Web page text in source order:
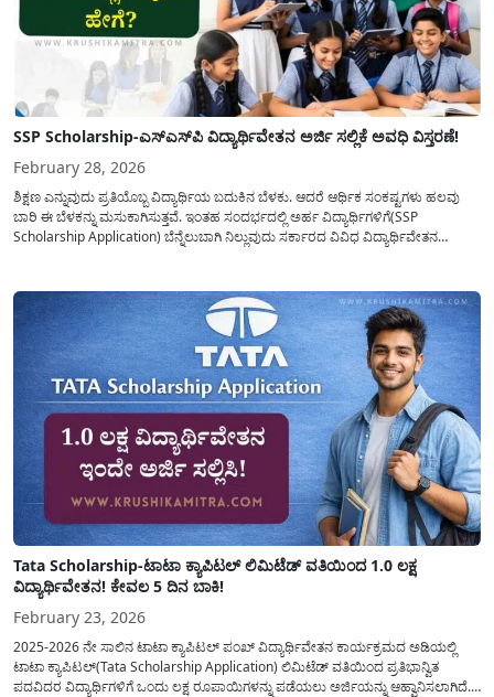
SSP Scholarship-ಎಸ್‌ಎಸ್‌ಪಿ ವಿದ್ಯಾರ್ಥಿವೇತನ ಅರ್ಜಿ ಸಲ್ಲಿಕೆ ಅವಧಿ ವಿಸ್ತರಣೆ!
February 28, 2026
ಶಿಕ್ಷಣ ಎನ್ನುವುದು ಪ್ರತಿಯೊಬ್ಬ ವಿದ್ಯಾರ್ಥಿಯ ಬದುಕಿನ ಬೆಳಕು. ಆದರೆ ಆರ್ಥಿಕ ಸಂಕಷ್ಟಗಳು ಹಲವು
ಬಾರಿ ಈ ಬೆಳಕನ್ನು ಮಸುಕಾಗಿಸುತ್ತವೆ. ಇಂತಹ ಸಂದರ್ಭದಲ್ಲಿ ಅರ್ಹ ವಿದ್ಯಾರ್ಥಿಗಳಿಗೆ(SSP
Scholarship Application) ಬೆನ್ನೆಲುಬಾಗಿ ನಿಲ್ಲುವುದು ಸರ್ಕಾರದ ವಿವಿಧ ವಿದ್ಯಾರ್ಥಿವೇತನ
Tata Scholarship-ಟಾಟಾ ಕ್ಯಾಪಿಟಲ್ ಲಿಮಿಟೆಡ್‌ ವತಿಯಿಂದ 1.0 ಲಕ್ಷ
ವಿದ್ಯಾರ್ಥಿವೇತನ! ಕೇವಲ 5 ದಿನ ಬಾಕಿ!
February 23, 2026
2025-2026 ನೇ ಸಾಲಿನ ಟಾಟಾ ಕ್ಯಾಪಿಟಲ್ ಪಂಖ್ ವಿದ್ಯಾರ್ಥಿವೇತನ ಕಾರ್ಯಕ್ರಮದ ಅಡಿಯಲ್ಲಿ
ಟಾಟಾ ಕ್ಯಾಪಿಟಲ್(Tata Scholarship Application) ಲಿಮಿಟೆಡ್ ವತಿಯಿಂದ ಪ್ರತಿಭಾನ್ವಿತ
ಪದವಿದರ ವಿದ್ಯಾರ್ಥಿಗಳಿಗೆ ಒಂದು ಲಕ್ಷ ರೂಪಾಯಿಗಳನ್ನು ಪಡೆಯಲು ಅರ್ಜಿಯನ್ನು ಆಹ್ವಾನಿಸಲಾಗಿದೆ.